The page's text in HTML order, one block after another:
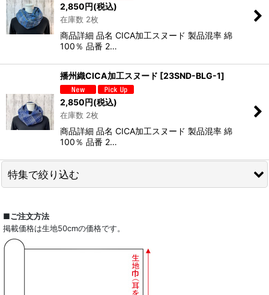
2,850円(税込)
在庫数 2枚
商品詳細 品名 CICA加工スヌード 製品混率 綿
100％ 品番 2…
播州織CICA加工スヌード [23SND-BLG-1]
2,850円(税込)
在庫数 2枚
商品詳細 品名 CICA加工スヌード 製品混率 綿
100％ 品番 2…
特集で絞り込む
ドレスシャツ
■ご注文方法
掲載価格は生地50cmの価格です。